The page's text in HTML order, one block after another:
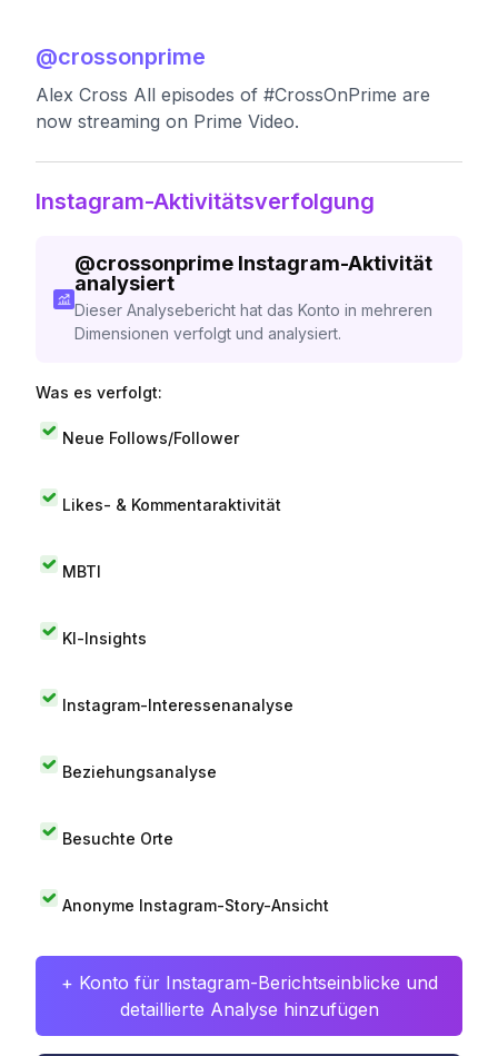
@crossonprime
Alex Cross All episodes of #CrossOnPrime are
now streaming on Prime Video.
Instagram-Aktivitätsverfolgung
@crossonprime Instagram-Aktivität
analysiert
Dieser Analysebericht hat das Konto in mehreren
Dimensionen verfolgt und analysiert.
Was es verfolgt:
Neue Follows/Follower
Likes- & Kommentaraktivität
MBTI
KI-Insights
Instagram-Interessenanalyse
Beziehungsanalyse
Besuchte Orte
Anonyme Instagram-Story-Ansicht
+ Konto für Instagram-Berichtseinblicke und
detaillierte Analyse hinzufügen